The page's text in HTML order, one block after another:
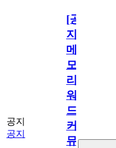
공지
공지
[공
지]
메
모
리
워
드
커
뮤